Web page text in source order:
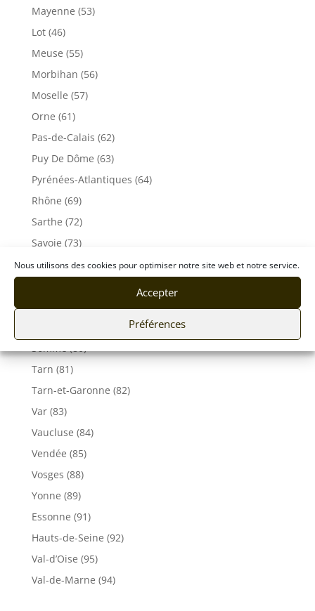
Nous utilisons des cookies pour optimiser notre site web et notre service.
Accepter
Préférences
Mayenne (53)
Lot (46)
Meuse (55)
Morbihan (56)
Moselle (57)
Orne (61)
Pas-de-Calais (62)
Puy De Dôme (63)
Pyrénées-Atlantiques (64)
Rhône (69)
Sarthe (72)
Savoie (73)
Haute-Savoie (74)
Tarn (81)
Tarn-et-Garonne (82)
Var (83)
Vaucluse (84)
Vendée (85)
Vosges (88)
Yonne (89)
Essonne (91)
Hauts-de-Seine (92)
Val-d’Oise (95)
Val-de-Marne (94)